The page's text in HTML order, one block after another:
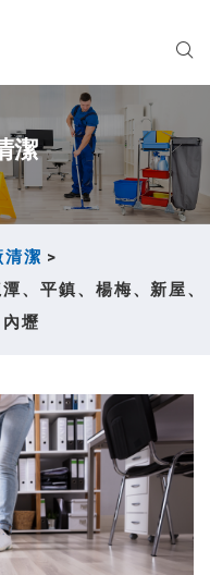
潔
清潔 >
、平鎮、楊梅、新屋、
壢